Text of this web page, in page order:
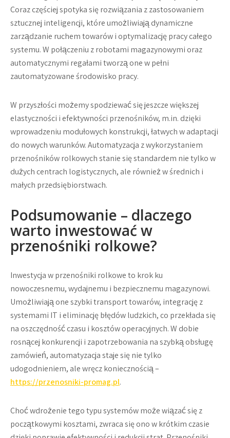
Coraz częściej spotyka się rozwiązania z zastosowaniem
sztucznej inteligencji, które umożliwiają dynamiczne
zarządzanie ruchem towarów i optymalizację pracy całego
systemu. W połączeniu z robotami magazynowymi oraz
automatycznymi regałami tworzą one w pełni
zautomatyzowane środowisko pracy.
W przyszłości możemy spodziewać się jeszcze większej
elastyczności i efektywności przenośników, m.in. dzięki
wprowadzeniu modułowych konstrukcji, łatwych w adaptacji
do nowych warunków. Automatyzacja z wykorzystaniem
przenośników rolkowych stanie się standardem nie tylko w
dużych centrach logistycznych, ale również w średnich i
małych przedsiębiorstwach.
Podsumowanie – dlaczego
warto inwestować w
przenośniki rolkowe?
Inwestycja w przenośniki rolkowe to krok ku
nowoczesnemu, wydajnemu i bezpiecznemu magazynowi.
Umożliwiają one szybki transport towarów, integrację z
systemami IT i eliminację błędów ludzkich, co przekłada się
na oszczędność czasu i kosztów operacyjnych. W dobie
rosnącej konkurencji i zapotrzebowania na szybką obsługę
zamówień, automatyzacja staje się nie tylko
udogodnieniem, ale wręcz koniecznością –
https://przenosniki-promag.pl.
Choć wdrożenie tego typu systemów może wiązać się z
początkowymi kosztami, zwraca się ono w krótkim czasie